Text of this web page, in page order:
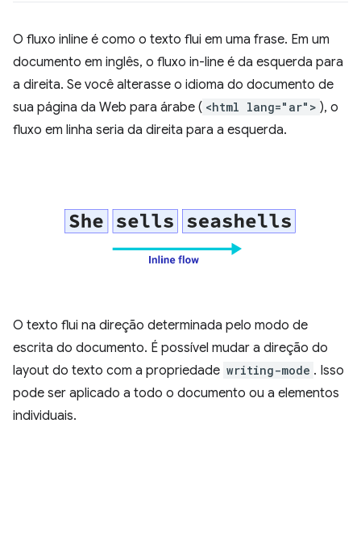
O fluxo inline é como o texto flui em uma frase. Em um
documento em inglês, o fluxo in-line é da esquerda para
a direita. Se você alterasse o idioma do documento de
sua página da Web para árabe ( <html lang="ar"> ), o
fluxo em linha seria da direita para a esquerda.
O texto flui na direção determinada pelo modo de
escrita do documento. É possível mudar a direção do
layout do texto com a propriedade writing-mode . Isso
pode ser aplicado a todo o documento ou a elementos
individuais.